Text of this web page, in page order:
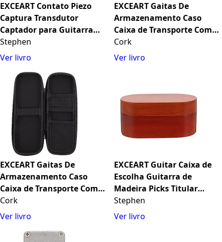
EXCEART Contato Piezo
Captura Transdutor
Captador para Guitarra
Guzheng Guzheng
Instrumento Musical
Stephen
Ver livro
EXCEART Gaitas De
Armazenamento Caso
Caixa de Transporte Com
Zíper Oxford Pano
Instrumento Protetor
Cork
Ver livro
EXCEART Gaitas De
Armazenamento Caso
Caixa de Transporte Com
Zíper Oxford Pano
Instrumento Protetor
Cork
Ver livro
EXCEART Guitar Caixa de
Escolha Guitarra de
Madeira Picks Titular
Guitarra Elétrica Pleclar
Pleclars Organizador de
Stephen
Ver livro